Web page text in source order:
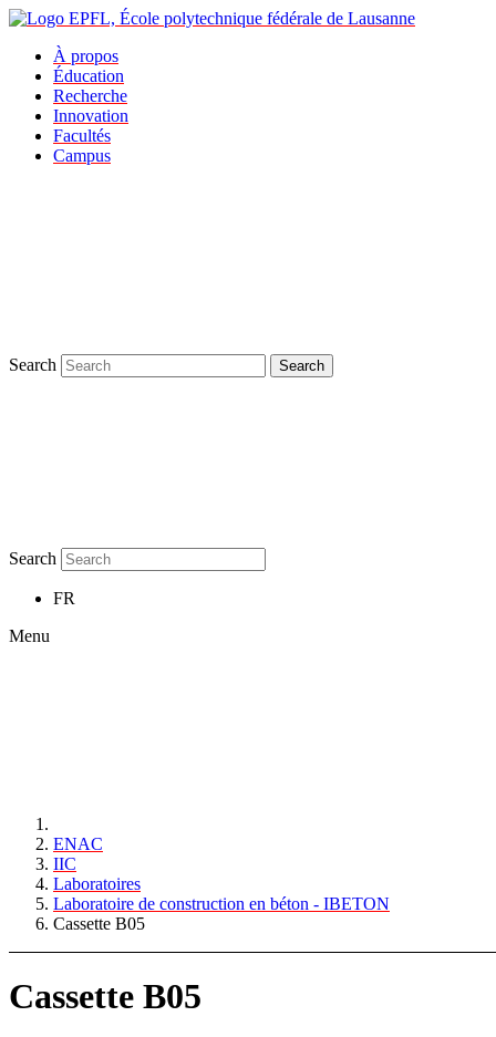
À propos
Éducation
Recherche
Innovation
Facultés
Campus
Search Search
Search
FR
Menu
ENAC
IIC
Laboratoires
Laboratoire de construction en béton - IBETON
Cassette B05
Cassette B05